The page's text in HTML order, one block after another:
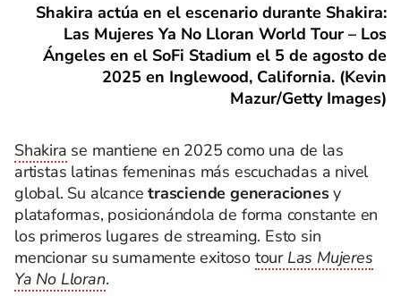
Shakira actúa en el escenario durante Shakira:
Las Mujeres Ya No Lloran World Tour – Los
Ángeles en el SoFi Stadium el 5 de agosto de
2025 en Inglewood, California. (Kevin
Mazur/Getty Images)
Shakira se mantiene en 2025 como una de las
artistas latinas femeninas más escuchadas a nivel
global. Su alcancetrasciende generacionesy
plataformas, posicionándola de forma constante en
los primeros lugares de streaming. Esto sin
mencionar su sumamente exitoso tour Las Mujeres
Ya No Lloran.